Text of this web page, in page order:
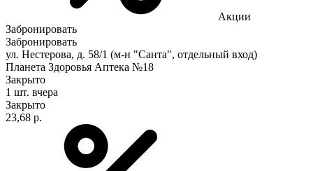
Акции
Забронировать
Забронировать
ул. Нестерова, д. 58/1 (м-н "Санта", отдельный вход)
Планета Здоровья Аптека №18
Закрыто
1 шт. вчера
Закрыто
23,68 р.